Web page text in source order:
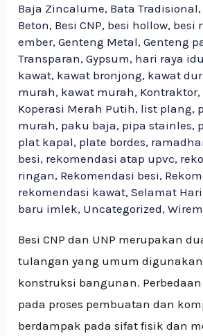
Baja Zincalume, Bata Tradisional,
Beton, Besi CNP, besi hollow, besi
ember,Genteng Metal,Genteng
Transparan,Gypsum, hari raya
kawat, kawat bronjong, kawat
murah, kawat murah, Kontraktor,
Koperasi Merah Putih, list plang,
murah, paku baja, pipa stainles,
plat kapal, plate bordes,
besi, rekomendasi atap upvc,
ringan, Rekomendasi besi,
rekomendasi kawat,Selamat Hari
baru imlek, Uncategorized,
Besi CNP dan UNP merupakan
tulangan yang umum
konstruksi bangunan.
pada proses pembuatan dan
berdampak pada sifat fisik dan